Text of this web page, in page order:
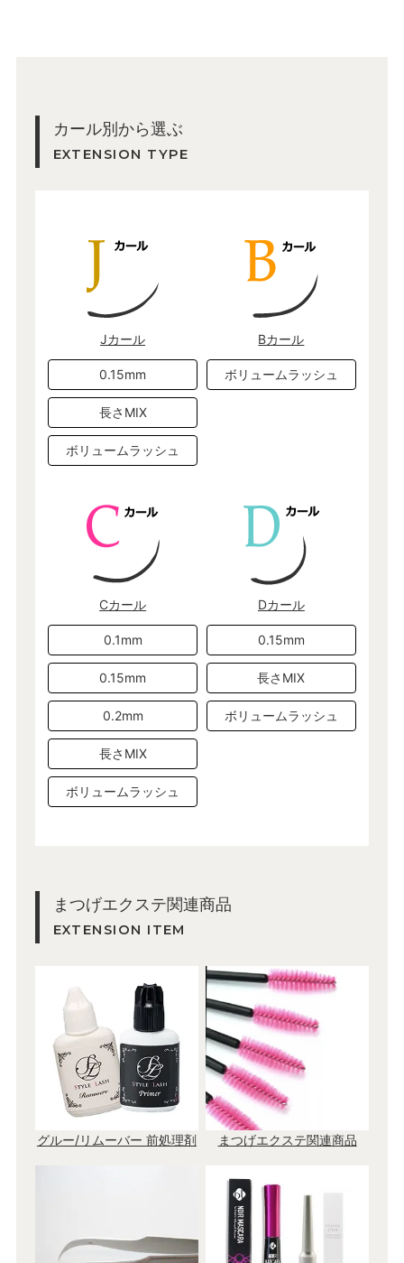
カール別から選ぶ
EXTENSION TYPE
Jカール
0.15mm
長さMIX
ボリュームラッシュ
Bカール
ボリュームラッシュ
Cカール
0.1mm
0.15mm
0.2mm
長さMIX
ボリュームラッシュ
Dカール
0.15mm
長さMIX
ボリュームラッシュ
まつげエクステ関連商品
EXTENSION ITEM
グルー/リムーバー 前処理剤 まつげエクステ関連商品